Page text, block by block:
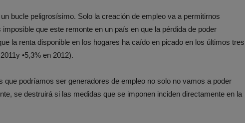
bucle peligrosísimo. Solo la creación de empleo va a permitirnos
que este remonte en un país en que la pérdida de poder
la renta disponible en los hogares ha caído en picado en los últimos tres
•5,3% en 2012).
que podríamos ser generadores de empleo no solo no vamos a poder
se destruirá si las medidas que se imponen inciden directamente en la